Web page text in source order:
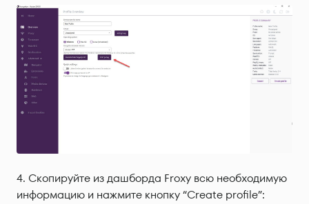
Скопируйте из дашборда Froxy всю необходимую
информацию и нажмите кнопку “Create profile”: